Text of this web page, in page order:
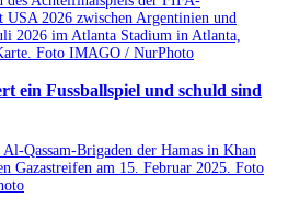
ein Fussballspiel und schuld sind